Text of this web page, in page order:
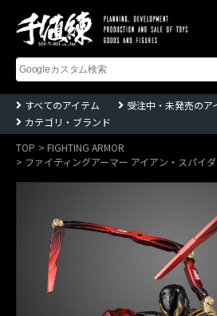
式
会
千
値
練
ー
Sentinel
co.,ltd
すべてのアイテム
受注中・未発売のア
カテゴリ・ブランド
TOP
FIGHTING ARMOR
ファイティングアーマー アイアン・スパイダ